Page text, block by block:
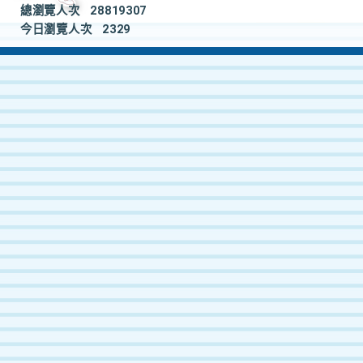
總瀏覽人次
28819307
今日瀏覽人次
2329